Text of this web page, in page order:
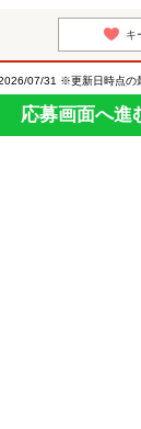
キ
07/31 ※更新日時点の
応募画面へ進